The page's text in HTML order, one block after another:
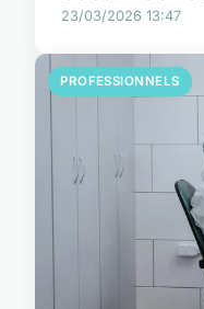
23/03/2026 13:47
PROFESSIONNELS